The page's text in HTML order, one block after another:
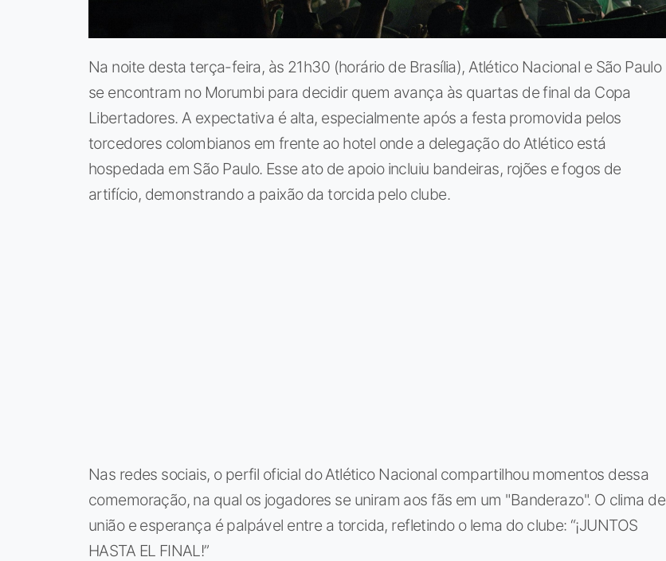
Na noite desta terça-feira, às 21h30 (horário de Brasília), Atlético Nacional e São Paulo
se encontram no Morumbi para decidir quem avança às quartas de final da Copa
Libertadores. A expectativa é alta, especialmente após a festa promovida pelos
torcedores colombianos em frente ao hotel onde a delegação do Atlético está
hospedada em São Paulo. Esse ato de apoio incluiu bandeiras, rojões e fogos de
artifício, demonstrando a paixão da torcida pelo clube.
Nas redes sociais, o perfil oficial do Atlético Nacional compartilhou momentos dessa
comemoração, na qual os jogadores se uniram aos fãs em um "Banderazo". O clima de
união e esperança é palpável entre a torcida, refletindo o lema do clube: “¡JUNTOS
HASTA EL FINAL!”